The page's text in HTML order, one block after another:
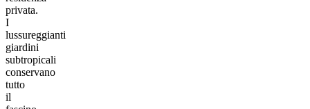
privata.
I
lussureggianti
giardini
subtropicali
conservano
tutto
il